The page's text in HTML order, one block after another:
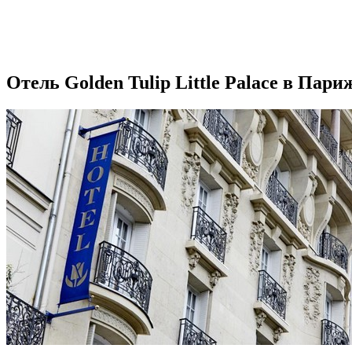
Отель Golden Tulip Little Palace в